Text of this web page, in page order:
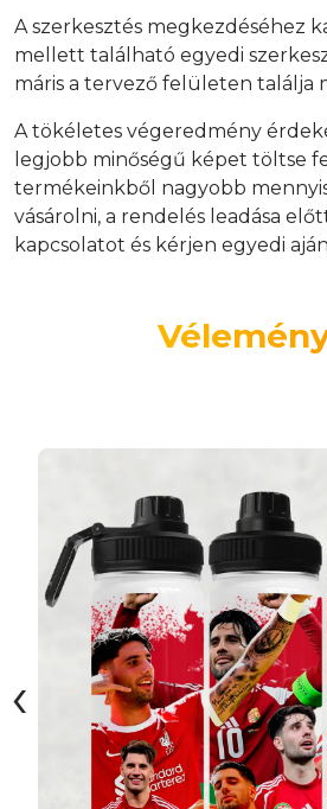
A szerkesztés megkezdéséhez
mellett található egyedi
máris a tervező felületen találja
A tökéletes végeredmény
legjobb minőségű képet töltse
termékeinkből nagyobb
vásárolni, a rendelés leadása
kapcsolatot és kérjen egyedi
‹